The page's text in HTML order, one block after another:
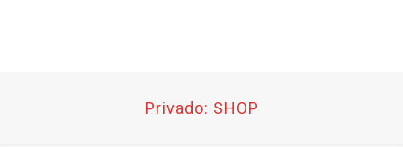
Privado: SHOP